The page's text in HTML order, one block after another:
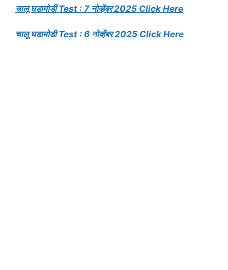
चालू घडामोडी Test : 7 नोव्हेंबर 2025 Click Here
चालू घडामोडी Test : 6 नोव्हेंबर 2025 Click Here